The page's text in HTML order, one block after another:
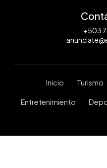
+503
Inicio Turismo
Entretenimiento